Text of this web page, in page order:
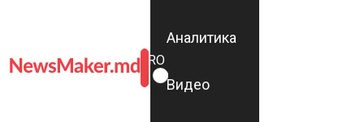
ROMÂNĂ
RU
Аналитика
Видео